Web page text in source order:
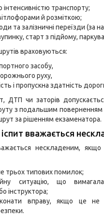
інтенсивністю транспорту;
й розміткою;
та залізничні переїзди (за
старт з підйому,
враховуються:
засобу,
руху,
і пропускна здатність
ДТП чи заторів
з подальшим поверненням
за рішенням екзаменатора.
вважається
нескладеним,
трьох типових помилок;
ситуацію, що
інструктора;
вправу, якщо це не